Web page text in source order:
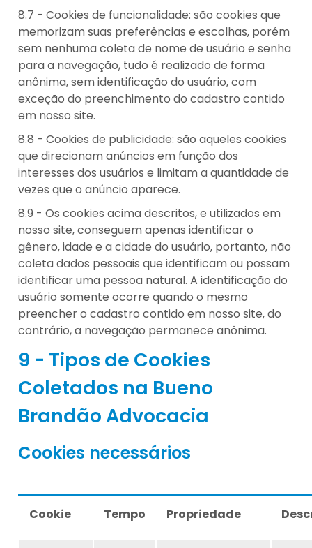
8.7 - Cookies de funcionalidade: são cookies que
memorizam suas preferências e escolhas, porém
sem nenhuma coleta de nome de usuário e senha
para a navegação, tudo é realizado de forma
anônima, sem identificação do usuário, com
exceção do preenchimento do cadastro contido
em nosso site.
8.8 - Cookies de publicidade: são aqueles cookies
que direcionam anúncios em função dos
interesses dos usuários e limitam a quantidade de
vezes que o anúncio aparece.
8.9 - Os cookies acima descritos, e utilizados em
nosso site, conseguem apenas identificar o
gênero, idade e a cidade do usuário, portanto, não
coleta dados pessoais que identificam ou possam
identificar uma pessoa natural. A identificação do
usuário somente ocorre quando o mesmo
preencher o cadastro contido em nosso site, do
contrário, a navegação permanece anônima.
9 - Tipos de Cookies
Coletados na Bueno
Brandão Advocacia
Cookies necessários
Cookie Tempo Propriedade